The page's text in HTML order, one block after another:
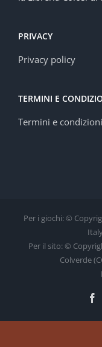
PRIVACY
Privacy policy
TERMINI E
Termini e condizioni
Per i giochi: ©
Per il sito: ©
Colverde